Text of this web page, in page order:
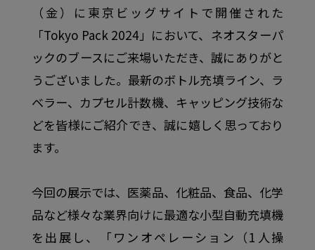
（金）に東京ビッグサイトで開催された
「Tokyo Pack 2024」において、ネオスターパ
ックのブースにご来場いただき、誠にありがと
うございました。最新のボトル充填ライン、ラ
ベラー、カプセル計数機、キャッピング技術な
どを皆様にご紹介でき、誠に嬉しく思っており
ます。
今回の展示では、医薬品、化粧品、食品、化学
品など様々な業界向けに最適な小型自動充填機
を出展し、「ワンオペレーション（1人操